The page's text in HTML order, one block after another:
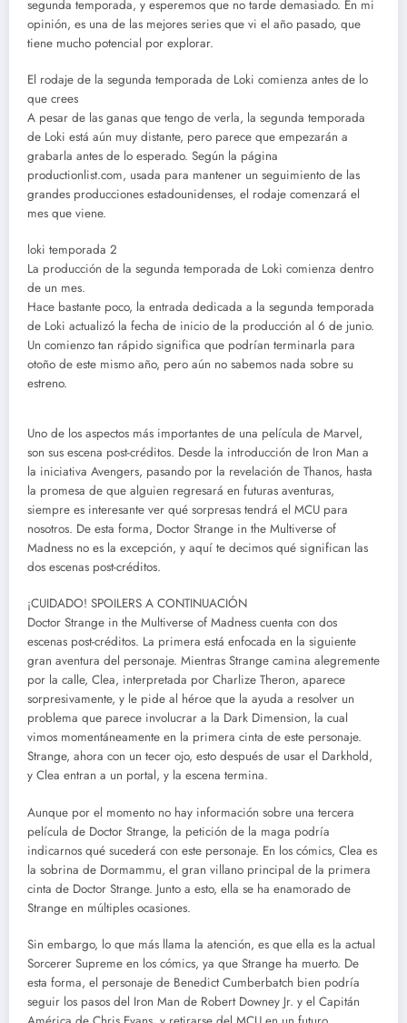
segunda temporada, y esperemos que no tarde demasiado. En mi
opinión, es una de las mejores series que vi el año pasado, que
tiene mucho potencial por explorar.
El rodaje de la segunda temporada de Loki comienza antes de lo
que crees
A pesar de las ganas que tengo de verla, la segunda temporada
de Loki está aún muy distante, pero parece que empezarán a
grabarla antes de lo esperado. Según la página
productionlist.com, usada para mantener un seguimiento de las
grandes producciones estadounidenses, el rodaje comenzará el
mes que viene.
loki temporada 2
La producción de la segunda temporada de Loki comienza dentro
de un mes.
Hace bastante poco, la entrada dedicada a la segunda temporada
de Loki actualizó la fecha de inicio de la producción al 6 de junio.
Un comienzo tan rápido significa que podrían terminarla para
otoño de este mismo año, pero aún no sabemos nada sobre su
estreno.
Uno de los aspectos más importantes de una película de Marvel,
son sus escena post-créditos. Desde la introducción de Iron Man a
la iniciativa Avengers, pasando por la revelación de Thanos, hasta
la promesa de que alguien regresará en futuras aventuras,
siempre es interesante ver qué sorpresas tendrá el MCU para
nosotros. De esta forma, Doctor Strange in the Multiverse of
Madness no es la excepción, y aquí te decimos qué significan las
dos escenas post-créditos.
¡CUIDADO! SPOILERS A CONTINUACIÓN
Doctor Strange in the Multiverse of Madness cuenta con dos
escenas post-créditos. La primera está enfocada en la siguiente
gran aventura del personaje. Mientras Strange camina alegremente
por la calle, Clea, interpretada por Charlize Theron, aparece
sorpresivamente, y le pide al héroe que la ayuda a resolver un
problema que parece involucrar a la Dark Dimension, la cual
vimos momentáneamente en la primera cinta de este personaje.
Strange, ahora con un tecer ojo, esto después de usar el Darkhold,
y Clea entran a un portal, y la escena termina.
Aunque por el momento no hay información sobre una tercera
película de Doctor Strange, la petición de la maga podría
indicarnos qué sucederá con este personaje. En los cómics, Clea es
la sobrina de Dormammu, el gran villano principal de la primera
cinta de Doctor Strange. Junto a esto, ella se ha enamorado de
Strange en múltiples ocasiones.
Sin embargo, lo que más llama la atención, es que ella es la actual
Sorcerer Supreme en los cómics, ya que Strange ha muerto. De
esta forma, el personaje de Benedict Cumberbatch bien podría
seguir los pasos del Iron Man de Robert Downey Jr. y el Capitán